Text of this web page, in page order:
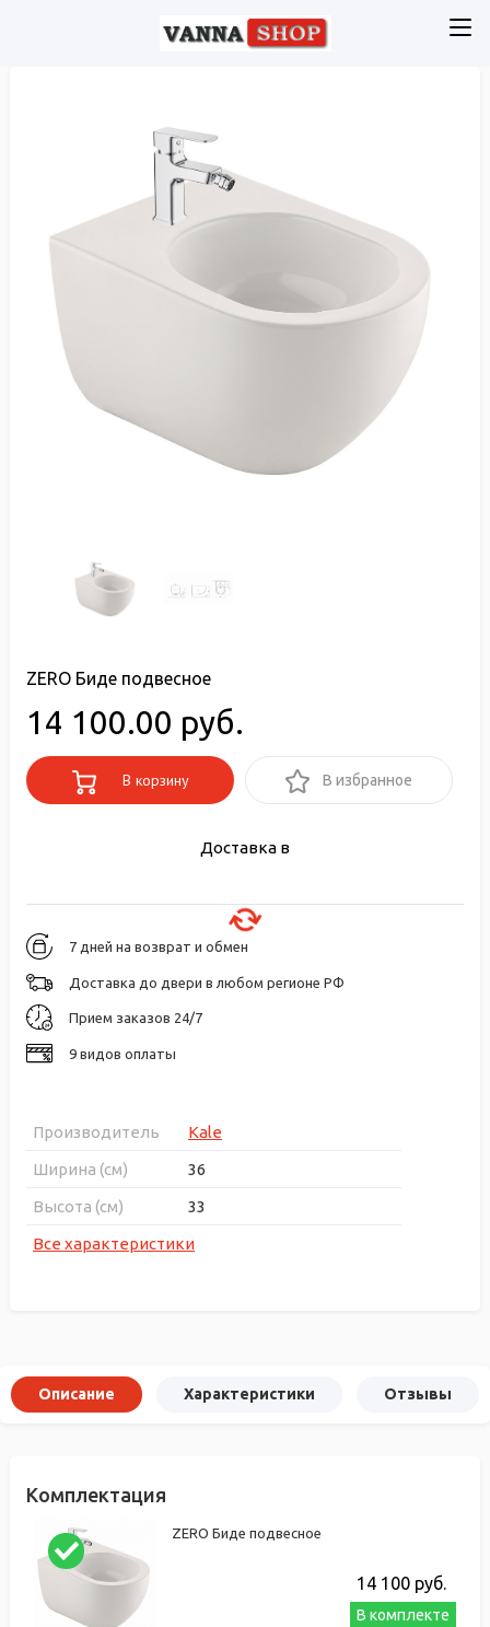
ZERO Биде подвесное
14 100.00 руб.
В корзину В избранное
Доставка в
7 дней на возврат и обмен
Доставка до двери в любом регионе РФ
Прием заказов 24/7
9 видов оплаты
Производитель
Kale
Ширина (см)
36
Высота (см)
33
Все характеристики
Описание Характеристики Отзывы
Комплектация
ZERO Биде подвесное
14 100 руб.
В комплекте